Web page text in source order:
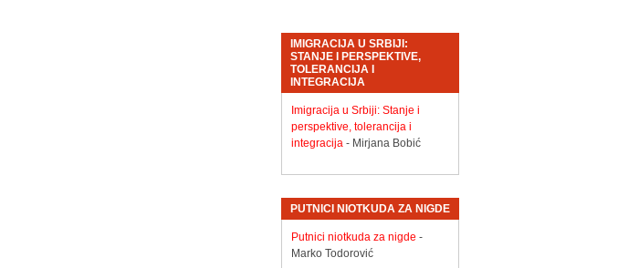
IMIGRACIJA U SRBIJI:
STANJE I PERSPEKTIVE,
TOLERANCIJA I
INTEGRACIJA
Imigracija u Srbiji: Stanje i
perspektive, tolerancija i
integracija- Mirjana Bobić
PUTNICI NIOTKUDA ZA NIGDE
Putnici niotkuda za nigde -
Marko Todorović